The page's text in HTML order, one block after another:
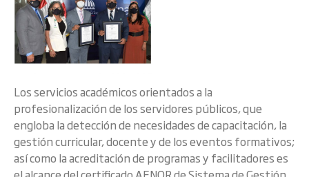
Los servicios académicos orientados a la
profesionalización de los servidores públicos, que
engloba la detección de necesidades de capacitación, la
gestión curricular, docente y de los eventos formativos;
así como la acreditación de programas y facilitadores es